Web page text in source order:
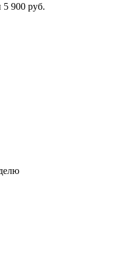
5 900 руб.